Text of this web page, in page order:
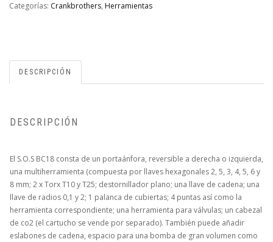
CANTIDAD
Categorías: Crankbrothers, Herramientas
DESCRIPCIÓN
DESCRIPCIÓN
El S.O.S BC18 consta de un portaánfora, reversible a derecha o izquierda,
una multiherramienta (compuesta por llaves hexagonales 2, 5, 3, 4, 5, 6 y
8 mm; 2 x Torx T10 y T25; destornillador plano; una llave de cadena; una
llave de radios 0,1 y 2; 1 palanca de cubiertas; 4 puntas así como la
herramienta correspondiente; una herramienta para válvulas; un cabezal
de co2 (el cartucho se vende por separado). También puede añadir
eslabones de cadena, espacio para una bomba de gran volumen como